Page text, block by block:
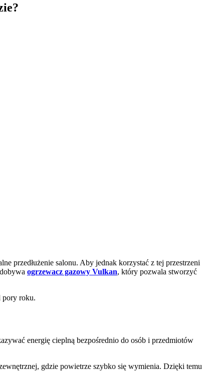
przedłużenie salonu. Aby jednak korzystać z tej przestrzeni
ogrzewacz gazowy Vulkan, który pozwala stworzyć
pory roku.
energię cieplną bezpośrednio do osób i przedmiotów
gdzie powietrze szybko się wymienia. Dzięki temu